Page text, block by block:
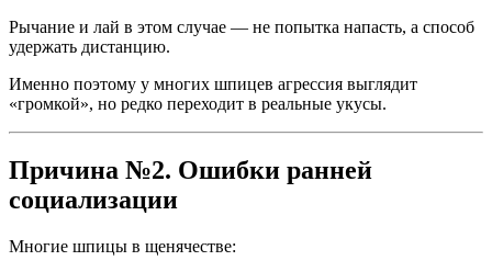
Рычание и лай в этом случае — не попытка напасть, а способ
удержать дистанцию.
Именно поэтому у многих шпицев агрессия выглядит
«громкой», но редко переходит в реальные укусы.
Причина №2. Ошибки ранней
социализации
Многие шпицы в щенячестве: